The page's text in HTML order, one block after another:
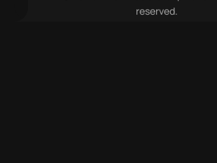
reserved.